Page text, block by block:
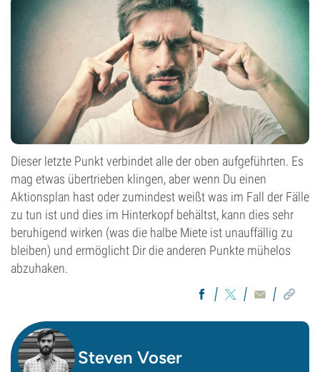
Dieser letzte Punkt verbindet alle der oben aufgeführten. Es
mag etwas übertrieben klingen, aber wenn Du einen
Aktionsplan hast oder zumindest weißt was im Fall der Fälle
zu tun ist und dies im Hinterkopf behältst, kann dies sehr
beruhigend wirken (was die halbe Miete ist unauffällig zu
bleiben) und ermöglicht Dir die anderen Punkte mühelos
abzuhaken.
Steven Voser